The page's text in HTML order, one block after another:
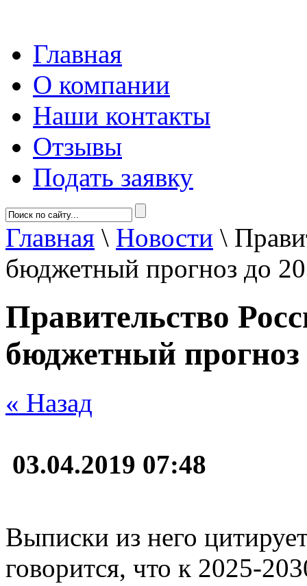
Главная
О компании
Наши контакты
Отзывы
Подать заявку
Главная \ Новости \
бюджетный прогноз до
Правительство
бюджетный прогноз
« Назад
03.04.2019 07:48
Выписки из него
говорится, что к 2025-